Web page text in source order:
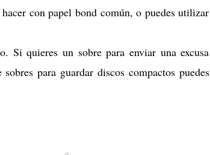
con papel bond común, o puedes utilizar
Si quieres un sobre para enviar una excusa
para guardar discos compactos puedes